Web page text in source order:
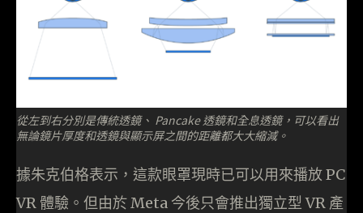
從左到右分別是傳統透鏡、 Pancake 透鏡和全息透鏡，可以看出
無論鏡片厚度和透鏡與顯示屏之間的距離都大大縮減。
據朱克伯格表示，這款眼罩現時已可以用來播放 PC
VR 體驗。但由於 Meta 今後只會推出獨立型 VR 產